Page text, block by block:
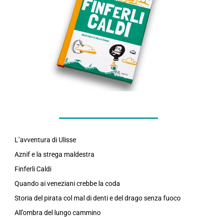
L’avventura di Ulisse
Aznif e la strega maldestra
Finferli Caldi
Quando ai veneziani crebbe la coda
Storia del pirata col mal di denti e del drago senza fuoco
All’ombra del lungo cammino